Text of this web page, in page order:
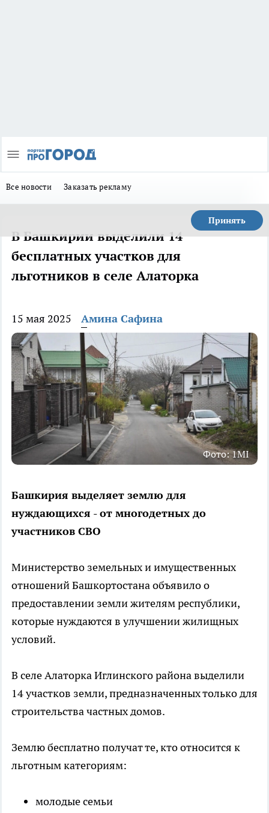
Все новости Заказать рекламу
Принять
В Башкирии выделили 14
бесплатных участков для
льготников в селе Алаторка
15 мая 2025 Амина Сафина
Фото: 1MI
Башкирия выделяет землю для
нуждающихся - от многодетных до
участников СВО
Министерство земельных и имущественных
отношений Башкортостана объявило о
предоставлении земли жителям республики,
которые нуждаются в улучшении жилищных
условий.
В селе Алаторка Иглинского района выделили
14 участков земли, предназначенных только для
строительства частных домов.
Землю бесплатно получат те, кто относится к
льготным категориям:
молодые семьи